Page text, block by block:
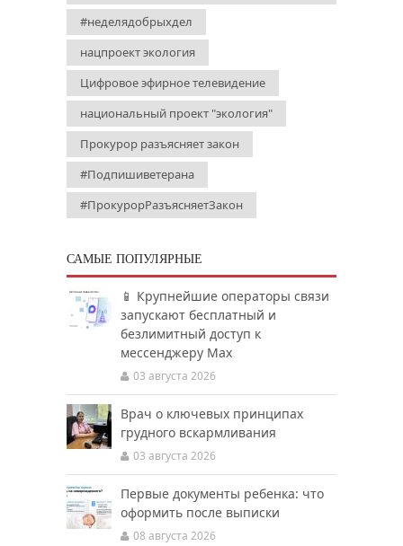
#неделядобрыхдел
нацпроект экология
Цифровое эфирное телевидение
национальный проект "экология"
Прокурор разъясняет закон
#Подпишиветерана
#ПрокурорРазъясняетЗакон
САМЫЕ ПОПУЛЯРНЫЕ
📱 Крупнейшие операторы связи
запускают бесплатный и
безлимитный доступ к
мессенджеру Мах
03 августа 2026
Врач о ключевых принципах
грудного вскармливания
03 августа 2026
Первые документы ребенка: что
оформить после выписки
08 августа 2026